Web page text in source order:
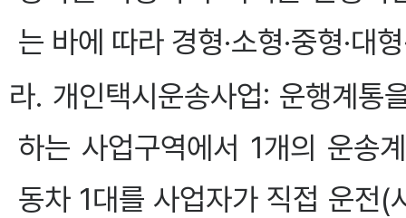
는 바에 따라 경형·소형·중형·대
라. 개인택시운송사업: 운행계통
하는 사업구역에서 1개의 운송
동차 1대를 사업자가 직접 운전(